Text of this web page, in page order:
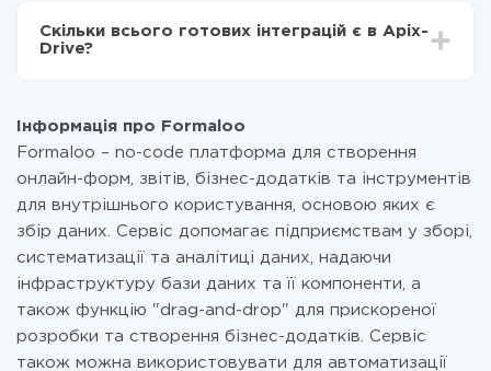
Ви оплачуєте лише кількість даних, які за фактом
передаються з однієї вашої системи в іншу через
при необхідності. Детальніше про
Скільки всього готових інтеграцій є в Apix-
Drive?
Інформація про Formaloo
Formaloo – no-code платформа для створення
онлайн-форм, звітів, бізнес-додатків та інструментів
для внутрішнього користування, основою яких є
збір даних. Сервіс допомагає підприємствам у зборі,
систематизації та аналітиці даних, надаючи
інфраструктуру бази даних та її компоненти, а
також функцію "drag-and-drop" для прискореної
розробки та створення бізнес-додатків. Сервіс
також можна використовувати для автоматизації